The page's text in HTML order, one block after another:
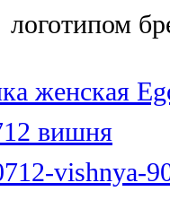
логотипом